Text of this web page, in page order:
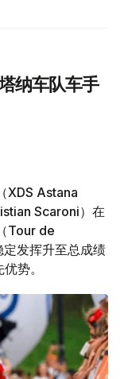
纳车队车手
XDS Astana
Scaroni）在
Tour de
发挥升至总成绩
势。